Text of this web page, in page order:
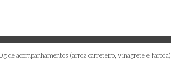
de acompanhamentos (arroz carreteiro, vinagrete e farofa)